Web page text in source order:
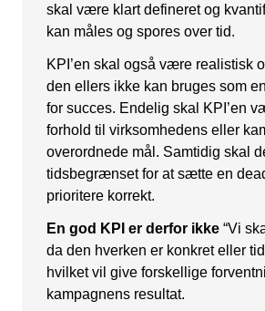
LinkedIn annoncering
TikTok annoncering
PAID SEARCH
Google Ads
Display annoncering
YouTube annoncering
Google shopping
Bing Ads
skal være klart defineret og
kan måles og spores over tid.
KPI’en skal også være realistisk
den ellers ikke kan bruges som
for succes. Endelig skal KPI’en
forhold til virksomhedens eller
overordnede mål. Samtidig skal
tidsbegrænset for at sætte en
prioritere korrekt.
En god KPI er derfor ikke “Vi
da den hverken er konkret eller
hvilket vil give forskellige
kampagnens resultat.